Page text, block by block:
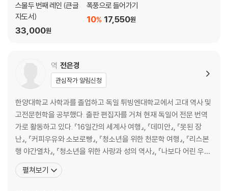
스물두 번째 레인 (큰글
자도서)
33,000원
폭풍으로 들어가기
17,550원
10%
역 전은경
관심작가 알림신청
한양대학교 사학과를 졸업하고 독일 튀빙엔대학교에서 고대 역사 및
고전문헌학을 공부했다. 출판 편집자를 거쳐 현재 독일어 전문 번역
가로 활동하고 있다. 『16일간의 세계사 여행』, 『데미안』, 『못된 장
난』, 『커피우유와 소보로빵』, 『청소년을 위한 천문학 여행』, 『리스본
행 야간열차』, 『청소년을 위한 사랑과 성의 역사』, 『나보다 어린 우리
누나』, 『꿈꾸는 책들의 미로』, 『아침 식사로 공기 한 모금』, 『열아홉,
자살 일기』, 『가르쳐 주세요!』, 『아인슈타인의 청소년을 위한 물리
펼쳐보기